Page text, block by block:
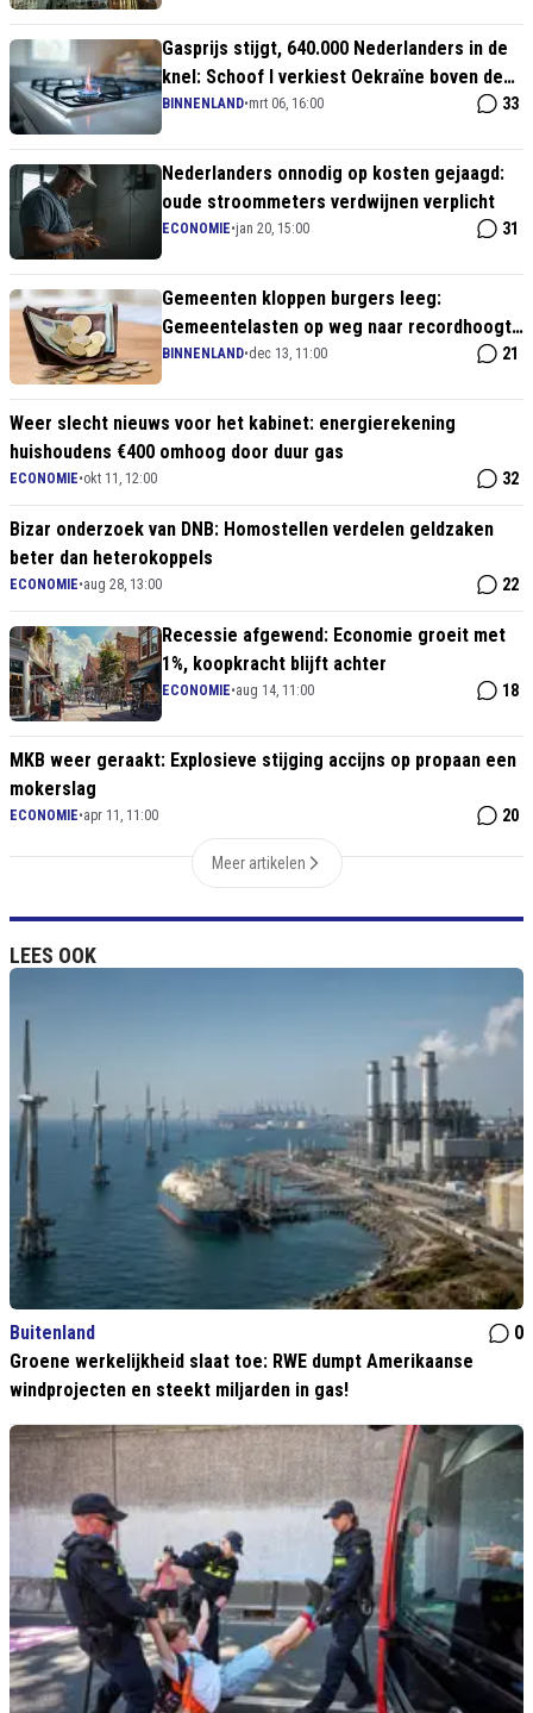
Gasprijs stijgt, 640.000 Nederlanders in de
knel: Schoof I verkiest Oekraïne boven de
Nederlander
BINNENLAND•mrt 06, 16:00 33
Nederlanders onnodig op kosten gejaagd:
oude stroommeters verdwijnen verplicht
ECONOMIE•jan 20, 15:00 31
Gemeenten kloppen burgers leeg:
Gemeentelasten op weg naar recordhoogte
van 1000 euro per huishouden
BINNENLAND•dec 13, 11:00 21
Weer slecht nieuws voor het kabinet: energierekening
huishoudens €400 omhoog door duur gas
ECONOMIE•okt 11, 12:00 32
Bizar onderzoek van DNB: Homostellen verdelen geldzaken
beter dan heterokoppels
ECONOMIE•aug 28, 13:00 22
Recessie afgewend: Economie groeit met
1%, koopkracht blijft achter
ECONOMIE•aug 14, 11:00 18
MKB weer geraakt: Explosieve stijging accijns op propaan een
mokerslag
ECONOMIE•apr 11, 11:00 20
Meer artikelen
LEES OOK
Buitenland
0
Groene werkelijkheid slaat toe: RWE dumpt Amerikaanse
windprojecten en steekt miljarden in gas!